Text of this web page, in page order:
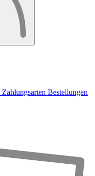
Zahlungsarten Bestellungen